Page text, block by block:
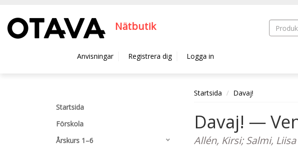
Nätbutik
Anvisningar Registrera dig Logga in
Startsida
Förskola
Årskurs 1–6
Startsida Davaj!
Davaj! —
Allén, Kirsi; Salmi, Liisa